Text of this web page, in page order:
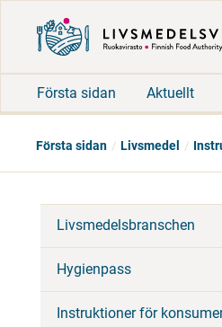
Första sidan Aktuellt
Första sidan Livsmedel
Livsmedelsbranschen
Hygienpass
Instruktioner för